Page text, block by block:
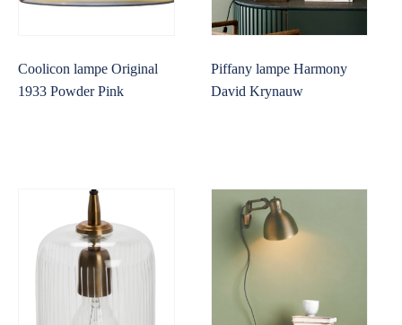
Coolicon lampe Original
1933 Powder Pink
Piffany lampe Harmony
David Krynauw